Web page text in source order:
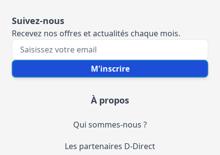
Suivez-nous
Recevez nos offres et actualités chaque mois.
Votre e-mail M'inscrire
À propos
Qui sommes-nous ?
Les partenaires D-Direct